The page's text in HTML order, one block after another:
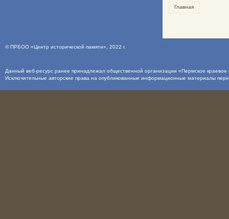
Главная
©ПРБОО «Центр исторической памяти» , 2022 г.
Данный веб-ресурс ранее принадлежал общественной организации «Пермское
Исключительные авторские права на опубликованные информационные материалы